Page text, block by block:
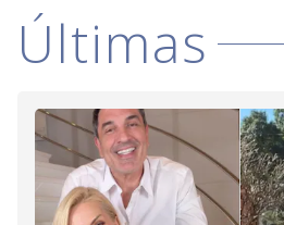
o
Últimas